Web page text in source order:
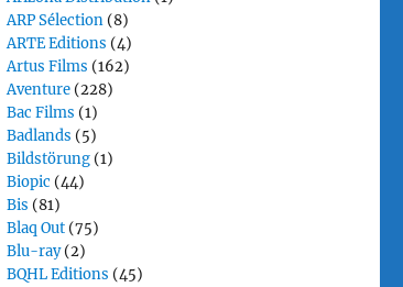
ARP Sélection (8)
ARTE Editions (4)
Artus Films (162)
Aventure (228)
Bac Films (1)
Badlands (5)
Bildstörung (1)
Biopic (44)
Bis (81)
Blaq Out (75)
Blu-ray(2)
BQHL Editions (45)